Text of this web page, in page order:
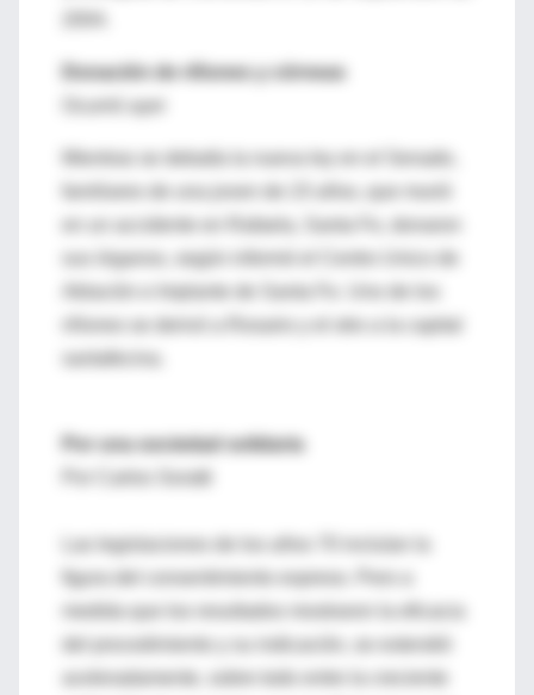
Donación de riñones y córneas
sus órganos, según informó el Centro Unico de
riñones se derivó a Rosario y el otro a la capital
Por una sociedad solidaria
Las legislaciones de los años 70 incluían la
figura del consentimiento expreso. Pero a